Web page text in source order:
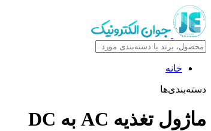
خانه
دسته‌بندی‌ها
ماژول تغذیه AC به DC